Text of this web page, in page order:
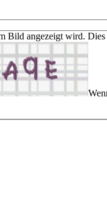
Bild angezeigt wird.